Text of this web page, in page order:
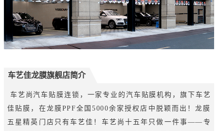
车艺佳龙膜旗舰店简介
车艺尚汽车贴膜连锁，一家专业的汽车贴膜机构，旗下车艺
佳贴膜，在龙膜PPF全国5000余家授权店中脱颖而出！龙膜
五星精英门店只有车艺佳！车艺尚十五年只做一件事——专